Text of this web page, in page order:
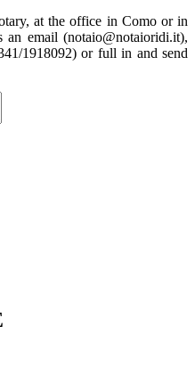
at the office in Como or in
an email (notaio@notaioridi.it),
1918092) or full in and send